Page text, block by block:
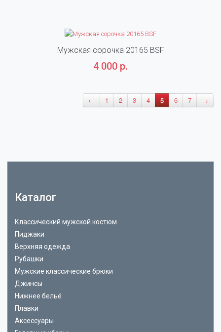
Мужская сорочка 20165 BSF
4 000 р.
← 1 2 3 4 5 6 7 →
Каталог
Классический мужской костюм
Пиджаки
Верхняя одежда
Рубашки
Мужские классические брюки
Джинсы
Нижнее бельё
Плавки
Аксессуары